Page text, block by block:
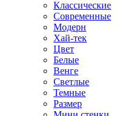
Классические
Современные
Модерн
Хай-тек
Цвет
Белые
Венге
Светлые
Темные
Размер